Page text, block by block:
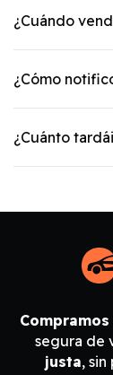
¿Cuándo
¿Cómo
¿Cuánto
Compramos
segura de
justa, sin